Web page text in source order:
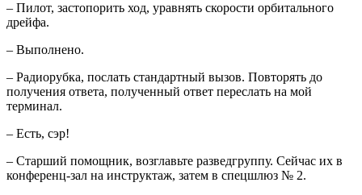
– Пилот, застопорить ход, уравнять скорости орбитального
дрейфа.
– Выполнено.
– Радиорубка, послать стандартный вызов. Повторять до
получения ответа, полученный ответ переслать на мой
терминал.
– Есть, сэр!
– Старший помощник, возглавьте разведгруппу. Сейчас их в
конференц-зал на инструктаж, затем в спецшлюз № 2.